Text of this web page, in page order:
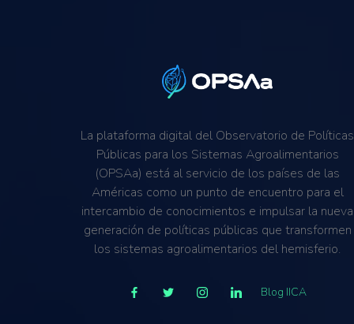
La plataforma digital del Observatorio de Políticas
Públicas para los Sistemas Agroalimentarios
(OPSAa) está al servicio de los países de las
Américas como un punto de encuentro para el
intercambio de conocimientos e impulsar la nueva
generación de políticas públicas que transformen
los sistemas agroalimentarios del hemisferio.
Blog IICA